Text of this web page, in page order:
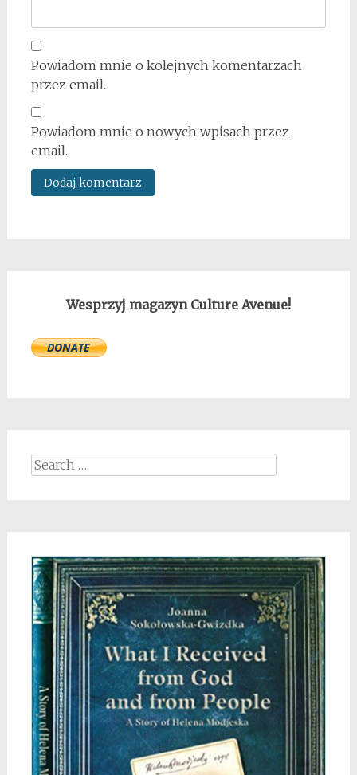
Powiadom mnie o kolejnych komentarzach
przez email.
Powiadom mnie o nowych wpisach przez
email.
Wesprzyj magazyn Culture Avenue!
Search